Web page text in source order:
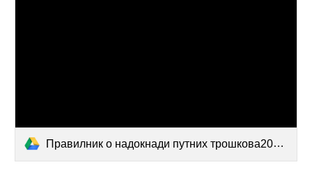
Правилник о надокнади путних трошкова2022.docx